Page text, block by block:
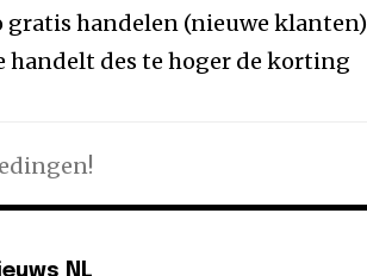
gratis handelen (nieuwe klanten)
handelt des te hoger de korting
NL